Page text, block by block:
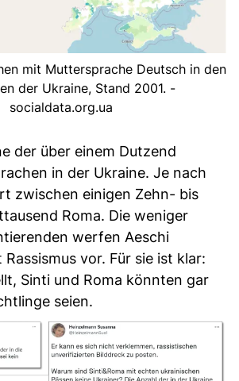
mit Muttersprache Deutsch in den
der Ukraine, Stand 2001. -
socialdata.org.ua
der über einem Dutzend
in der Ukraine. Je nach
zwischen einigen Zehn- bis
Roma. Die weniger
werfen Aeschi
vor. Für sie ist klar:
Sinti und Roma könnten gar
seien.